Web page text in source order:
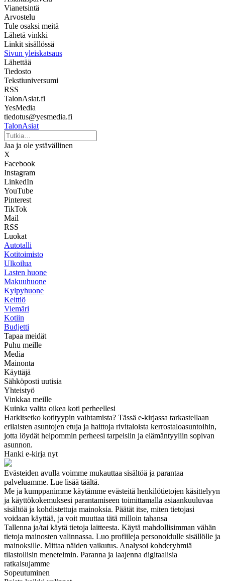
Vianetsintä
Arvostelu
Tule osaksi meitä
Lähetä vinkki
Linkit sisällössä
Sivun yleiskatsaus
Lähettää
Tiedosto
Tekstiuniversumi
RSS
TalonAsiat.fi
YesMedia
tiedotus@yesmedia.fi
TalonAsiat
Jaa ja ole ystävällinen
X
Facebook
Instagram
LinkedIn
YouTube
Pinterest
TikTok
Mail
RSS
Luokat
Autotalli
Kotitoimisto
Ulkoilua
Lasten huone
Makuuhuone
Kylpyhuone
Keittiö
Viemäri
Kotiin
Budjetti
Tapaa meidät
Puhu meille
Media
Mainonta
Käyttäjä
Sähköposti uutisia
Yhteistyö
Vinkkaa meille
Kuinka valita oikea koti perheellesi
Harkitsetko kotityypin vaihtamista? Tässä e-kirjassa tarkastellaan
erilaisten asuntojen etuja ja haittoja rivitaloista kerrostaloasuntoihin,
jotta löydät helpommin perheesi tarpeisiin ja elämäntyyliin sopivan
asunnon.
Hanki e-kirja nyt
Evästeiden avulla voimme mukauttaa sisältöä ja parantaa
palveluamme. Lue lisää täältä.
Me ja kumppanimme käytämme evästeitä henkilötietojen käsittelyyn
ja käyttökokemuksesi parantamiseen toimittamalla asiaankuuluvaa
sisältöä ja kohdistettuja mainoksia. Päätät itse, miten tietojasi
voidaan käyttää, ja voit muuttaa tätä milloin tahansa
Tallenna ja/tai käytä tietoja laitteesta. Käytä mahdollisimman vähän
tietoja mainosten valinnassa. Luo profiileja personoidulle sisällölle ja
mainoksille. Mittaa näiden vaikutus. Analysoi kohderyhmiä
tilastollisin menetelmin. Paranna ja laajenna digitaalisia
ratkaisujamme
Sopeutuminen